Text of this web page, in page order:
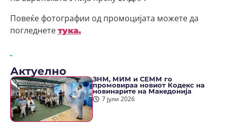
Повеќе фотографии од промоцијата можете да
погледнете тука.
Актуелно
ЗНМ, МИМ и СЕММ го
промовираа новиот Кодекс на
новинарите на Македонија
7 јули 2026